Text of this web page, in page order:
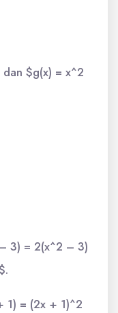
$g(x) = x^2
3) = 2(x^2 – 3)
1) = (2x + 1)^2